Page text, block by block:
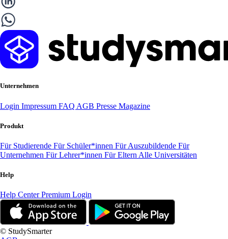
Unternehmen
Login Impressum FAQ AGB Presse Magazine
Produkt
Für Studierende Für Schüler*innen Für Auszubildende Für
Unternehmen Für Lehrer*innen Für Eltern Alle Universitäten
Help
Help CenterPremium Login
© StudySmarter